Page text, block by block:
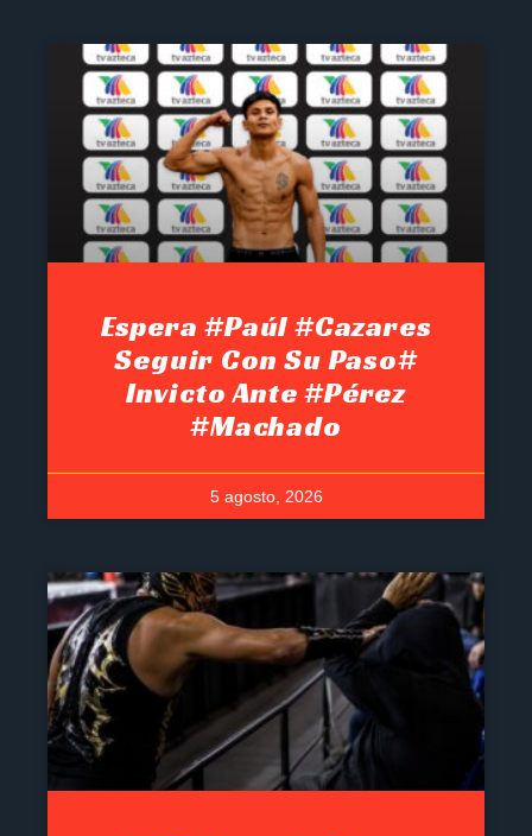
Espera #Paúl #Cazares
Seguir Con Su Paso#
Invicto Ante #Pérez
#Machado
5 agosto, 2026